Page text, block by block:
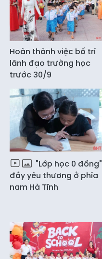
Hoàn thành việc bố trí
lãnh đạo trường học
trước 30/9
"Lớp học 0 đồng"
đầy yêu thương ở phía
nam Hà Tĩnh